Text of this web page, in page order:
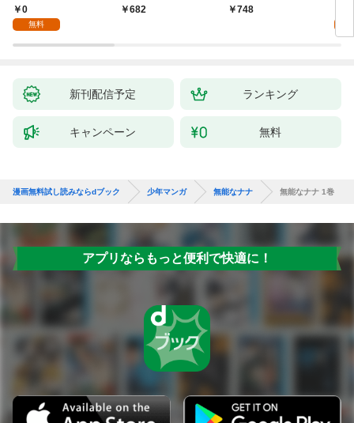
り！？(1)
0
無料
682
づくりを（コミック）
748
る
新刊配信予定 ランキング
キャンペーン 無料
漫画無料試し読みならdブック 少年マンガ 無能なナナ 無能なナナ 1巻
アプリならもっと便利で快適に！